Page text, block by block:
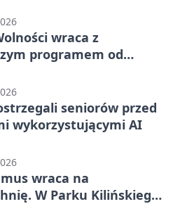
wraca z
programem od
seniorów przed
wykorzystującymi AI
wraca na
W Parku Kilińskiego